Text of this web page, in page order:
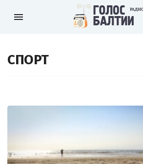
menu
СПОРТ